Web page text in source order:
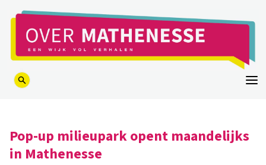
Pop-up milieupark opent maandelijks
in Mathenesse